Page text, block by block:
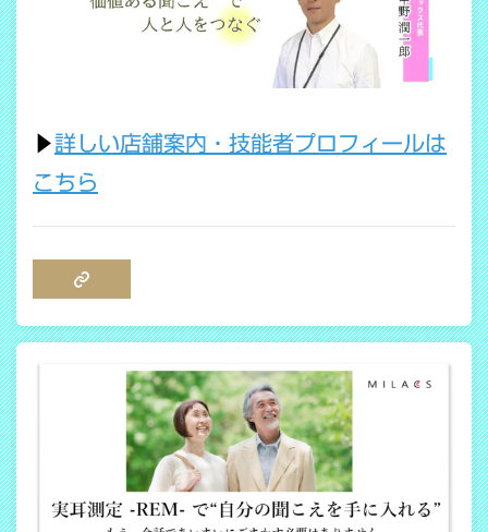
▶詳しい店舗案内・技能者プロフィールは
こちら